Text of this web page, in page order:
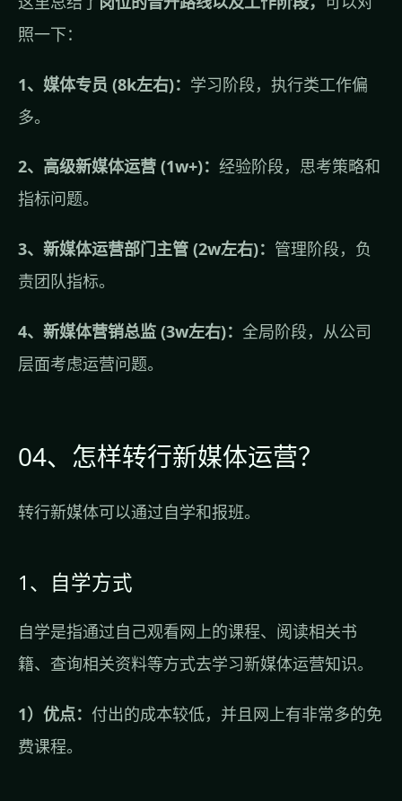
照一下：
1、媒体专员 (8k左右)： 学习阶段，执行类工作偏
多。
2、高级新媒体运营 (1w+)： 经验阶段，思考策略和
指标问题。
3、新媒体运营部门主管 (2w左右)： 管理阶段，负
责团队指标。
4、新媒体营销总监 (3w左右)： 全局阶段，从公司
层面考虑运营问题。
04、怎样转行新媒体运营？
转行新媒体可以通过自学和报班。
1、自学方式
自学是指通过自己观看网上的课程、阅读相关书
籍、查询相关资料等方式去学习新媒体运营知识。
1）优点： 付出的成本较低，并且网上有非常多的免
费课程。